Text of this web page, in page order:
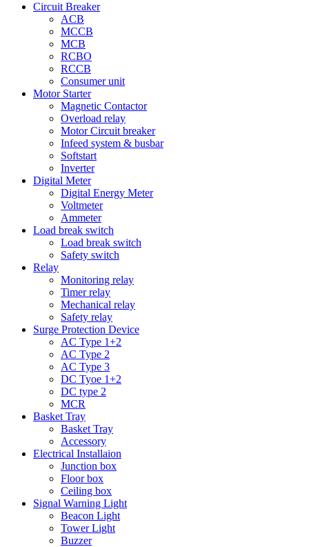
Circuit Breaker
ACB
MCCB
MCB
RCBO
RCCB
Consumer unit
Motor Starter
Magnetic Contactor
Overload relay
Motor Circuit breaker
Infeed system & busbar
Softstart
Inverter
Digital Meter
Digital Energy Meter
Voltmeter
Ammeter
Load break switch
Load break switch
Safety switch
Relay
Monitoring relay
Timer relay
Mechanical relay
Safety relay
Surge Protection Device
AC Type 1+2
AC Type 2
AC Type 3
DC Tyoe 1+2
DC type 2
MCR
Basket Tray
Basket Tray
Accessory
Electrical Installaion
Junction box
Floor box
Ceiling box
Signal Warning Light
Beacon Light
Tower Light
Buzzer